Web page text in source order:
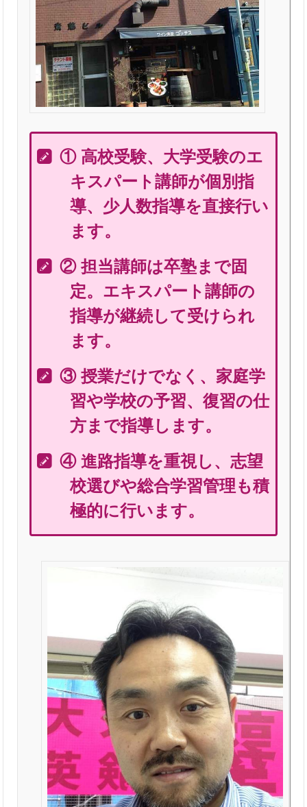
① 高校受験、大学受験のエ
キスパート講師が個別指
導、少人数指導を直接行い
ます。
② 担当講師は卒塾まで固
定。エキスパート講師の
指導が継続して受けられ
ます。
③ 授業だけでなく、家庭学
習や学校の予習、復習の仕
方まで指導します。
④ 進路指導を重視し、志望
校選びや総合学習管理も積
極的に行います。